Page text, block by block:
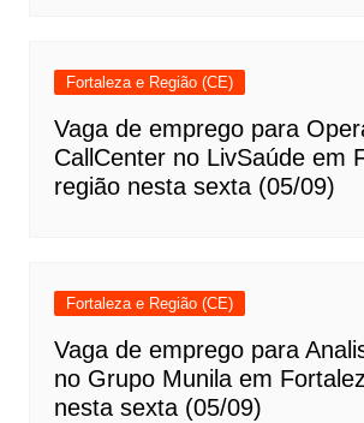
Fortaleza e Região (CE)
Vaga de emprego para
CallCenter no LivSaúde em
região nesta sexta (05/09)
Fortaleza e Região (CE)
Vaga de emprego para
no Grupo Munila em
nesta sexta (05/09)